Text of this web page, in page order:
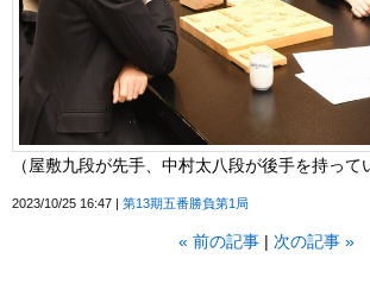
（屋敷九段が先手、中村太八段が後手を持って
2023/10/25 16:47 第13期五番勝負第1局
« 前の記事 次の記事 »